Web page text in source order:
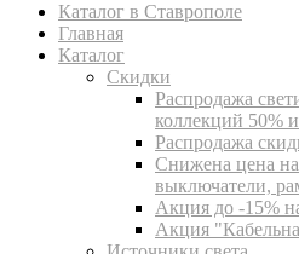
Каталог в Ставрополе
Главная
Каталог
Скидки
Распродажа
коллекций 50%
Распродажа
Cнижена цена
выключатели,
Акция до -15%
Акция